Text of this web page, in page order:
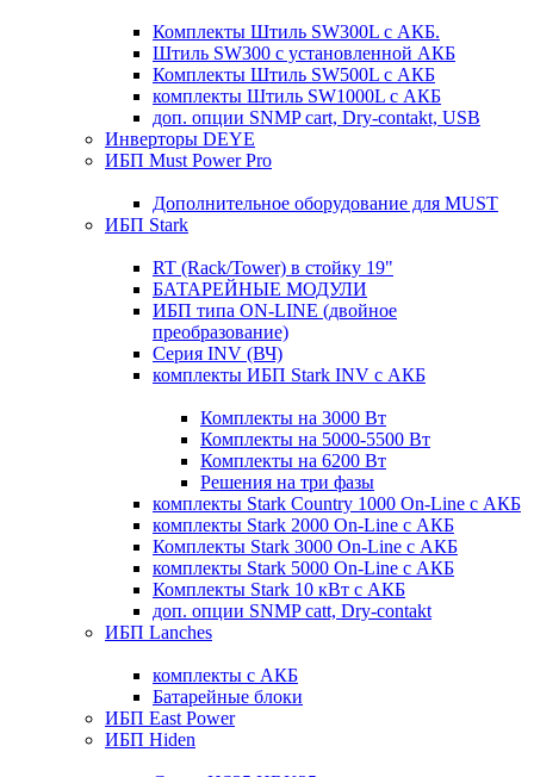
Комплекты Штиль SW300L с АКБ.
Штиль SW300 с установленной АКБ
Комплекты Штиль SW500L с АКБ
комплекты Штиль SW1000L с АКБ
доп. опции SNMP cart, Dry-contakt, USB
Инверторы DEYE
ИБП Must Power Pro
Дополнительное оборудование для MUST
ИБП Stark
RT (Rack/Tower) в стойку 19"
БАТАРЕЙНЫЕ МОДУЛИ
ИБП типа ON-LINE (двойное
преобразование)
Серия INV (ВЧ)
комплекты ИБП Stark INV с АКБ
Комплекты на 3000 Вт
Комплекты на 5000-5500 Вт
Комплекты на 6200 Вт
Решения на три фазы
комплекты Stark Country 1000 On-Line с АКБ
комплекты Stark 2000 On-Line с АКБ
Комплекты Stark 3000 On-Line с АКБ
комплекты Stark 5000 On-Line с АКБ
Комплекты Stark 10 кВт с АКБ
доп. опции SNMP catt, Dry-contakt
ИБП Lanches
комплекты с АКБ
Батарейные блоки
ИБП East Power
ИБП Hiden